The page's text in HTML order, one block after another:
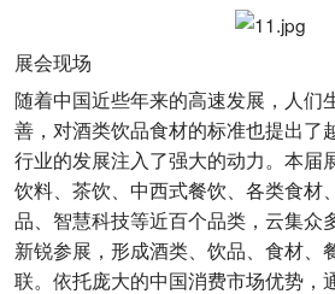
展会现场
随着中国近些年来的高速发展，人们
善，对酒类饮品食材的标准也提出了
行业的发展注入了强大的动力。本届
饮料、茶饮、中西式餐饮、各类食材
品、智慧科技等近百个品类，云集众
新锐参展，形成酒类、饮品、食材、
联。依托庞大的中国消费市场优势，